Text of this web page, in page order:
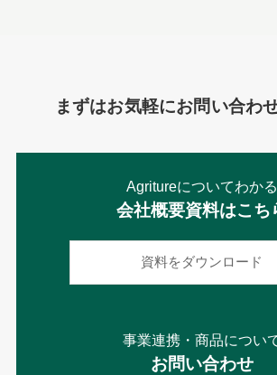
まずはお気軽にお問い合わ
Agritureについてわかる
会社概要資料はこち
資料をダウンロード
事業連携・商品につい
お問い合わせ